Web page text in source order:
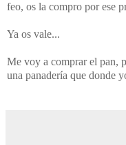
feo, os la compro por ese
Ya os vale...
Me voy a comprar el pan,
una panadería que donde